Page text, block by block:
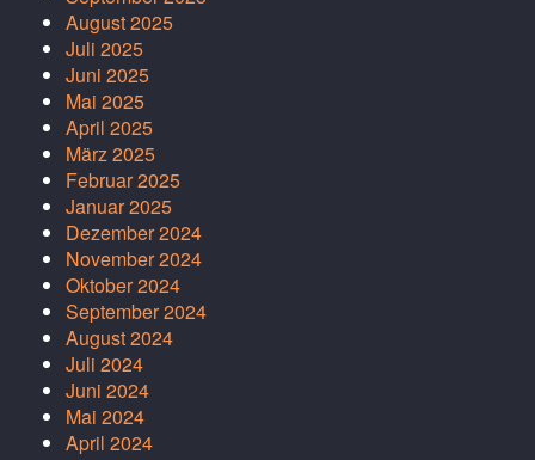
August 2025
Juli 2025
Juni 2025
Mai 2025
April 2025
März 2025
Februar 2025
Januar 2025
Dezember 2024
November 2024
Oktober 2024
September 2024
August 2024
Juli 2024
Juni 2024
Mai 2024
April 2024